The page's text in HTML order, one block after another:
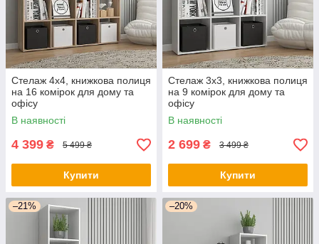
Стелаж 4х4, книжкова полиця
на 16 комірок для дому та
офісу
В наявності
4 399 ₴ 5 499 ₴
Купити
Стелаж 3х3, книжкова полиця
на 9 комірок для дому та
офісу
В наявності
2 699 ₴ 3 499 ₴
Купити
–21% –20%